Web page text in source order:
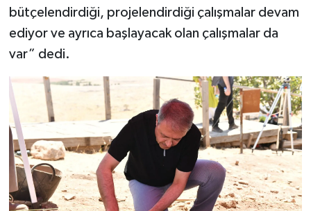
bütçelendirdiği, projelendirdiği çalışmalar devam
ediyor ve ayrıca başlayacak olan çalışmalar da
var” dedi.